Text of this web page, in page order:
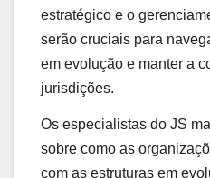
estratégico e o
serão cruciais para
em evolução e manter a
jurisdições.
Os especialistas do JS
sobre como as
com as estruturas em